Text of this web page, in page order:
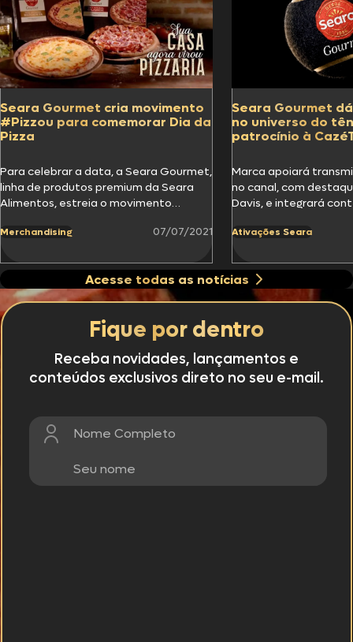
Seara Gourmet cria movimento
#Pizzou para comemorar Dia da
Pizza
Para celebrar a data, a Seara Gourmet,
linha de produtos premium da Seara
Alimentos, estreia o movimento
Merchandising 07/07/2021
Seara Gourmet
no universo do
patrocínio à
Marca apoiará
no canal, com
Davis, e integrará
Ativações Seara
Acesse todas as notícias
Fique por dentro
Receba novidades, lançamentos e
conteúdos exclusivos direto no seu e-mail.
Nome Completo